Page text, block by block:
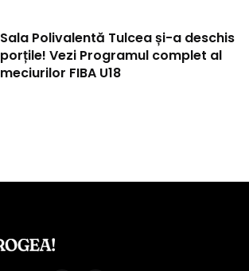
Sala Polivalentă Tulcea și-a deschis
porțile! Vezi Programul complet al
meciurilor FIBA U18